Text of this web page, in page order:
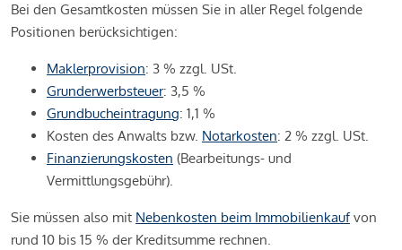
Bei den Gesamtkosten müssen Sie in aller Regel folgende
Positionen berücksichtigen:
Maklerprovision: 3 % zzgl. USt.
Grunderwerbsteuer: 3,5 %
Grundbucheintragung: 1,1 %
Kosten des Anwalts bzw. Notarkosten: 2 % zzgl. USt.
Finanzierungskosten (Bearbeitungs- und
Vermittlungsgebühr).
Sie müssen also mit Nebenkosten beim Immobilienkaufvon
rund 10 bis 15 % der Kreditsumme rechnen.